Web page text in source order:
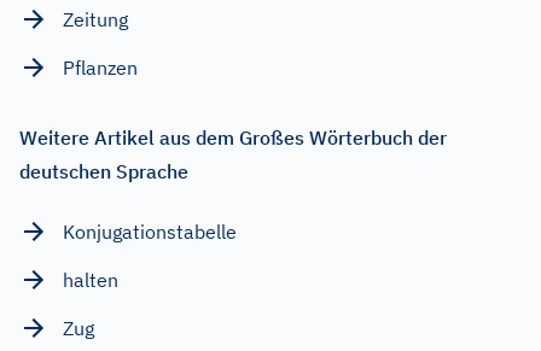
Zeitung
Pflanzen
Weitere Artikel aus dem Großes Wörterbuch der
deutschen Sprache
Konjugationstabelle
halten
Zug